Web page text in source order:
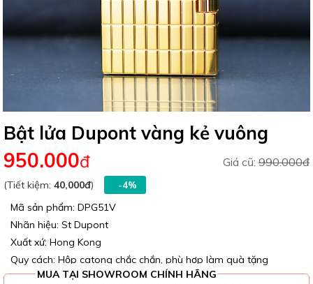
Bật lửa Dupont vàng kẻ vuông
Giá cũ: 990.000đ
950.000đ
(Tiết kiệm: 40,000đ) -4%
Mã sản phẩm: DPG51V
Nhãn hiệu: St Dupont
Xuất xứ: Hong Kong
Quy cách: Hộp catong chắc chắn, phù hợp làm quà tặng
MUA TẠI SHOWROOM CHÍNH HÃNG